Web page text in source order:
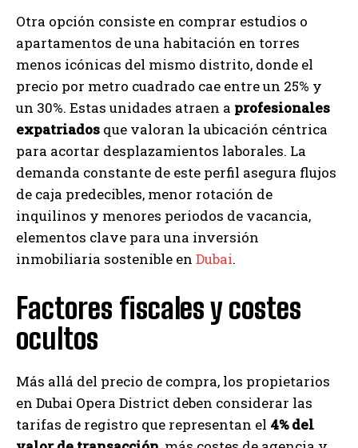
Otra opción consiste en comprar estudios o
apartamentos de una habitación en torres
menos icónicas del mismo distrito, donde el
precio por metro cuadrado cae entre un 25% y
un 30%. Estas unidades atraen a profesionales
expatriados que valoran la ubicación céntrica
para acortar desplazamientos laborales. La
demanda constante de este perfil asegura flujos
de caja predecibles, menor rotación de
inquilinos y menores periodos de vacancia,
elementos clave para una inversión
inmobiliaria sostenible en Dubai.
Factores fiscales y costes
ocultos
Más allá del precio de compra, los propietarios
en Dubai Opera District deben considerar las
tarifas de registro que representan el 4% del